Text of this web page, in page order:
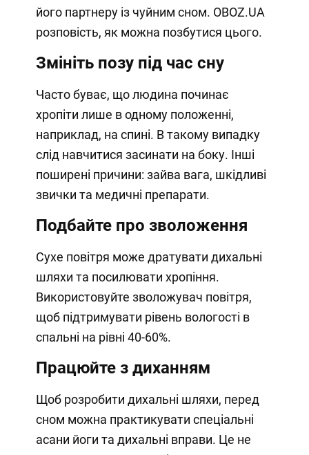
його партнеру із чуйним сном. OBOZ.UA
розповість, як можна позбутися цього.
Змініть позу під час сну
Часто буває, що людина починає
хропіти лише в одному положенні,
наприклад, на спині. В такому випадку
слід навчитися засинати на боку. Інші
поширені причини: зайва вага, шкідливі
звички та медичні препарати.
Подбайте про зволоження
Сухе повітря може дратувати дихальні
шляхи та посилювати хропіння.
Використовуйте зволожувач повітря,
щоб підтримувати рівень вологості в
спальні на рівні 40-60%.
Працюйте з диханням
Щоб розробити дихальні шляхи, перед
сном можна практикувати спеціальні
асани йоги та дихальні вправи. Це не